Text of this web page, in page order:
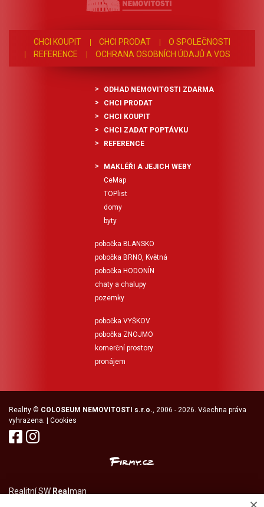
CHCI KOUPIT CHCI PRODAT
O SPOLEČNOSTI
REFERENCE
OCHRANA OSOBNÍCH ÚDAJŮ A VOS
ODHAD NEMOVITOSTI ZDARMA
CHCI PRODAT
CHCI KOUPIT
CHCI ZADAT POPTÁVKU
REFERENCE
MAKLÉŘI A JEJICH WEBY
CeMap
TOPlist
domy
byty
pobočka BLANSKO
pobočka BRNO, Květná
pobočka HODONÍN
chaty a chalupy
pozemky
pobočka VYŠKOV
pobočka ZNOJMO
komerční prostory
pronájem
Reality © COLOSEUM NEMOVITOSTI s.r.o., 2006 - 2026. Všechna práva
vyhrazena. | Cookies
Realitní SW Real man